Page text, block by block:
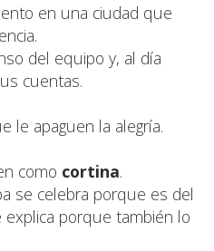
en una ciudad que
del equipo y, al día
cuentas.
le apaguen la alegría.
como cortina.
se celebra porque es del
porque también lo